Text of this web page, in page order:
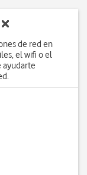
de red en
el wifi o el
ayudarte